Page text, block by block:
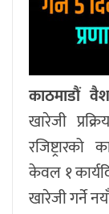
काठमाडौं
खारेजी
केवल १
खारेजी गर्ने